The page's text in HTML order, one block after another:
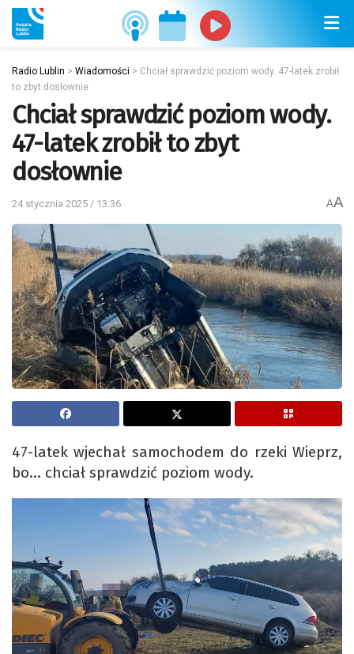
Radio Lublin > Wiadomości > Chciał sprawdzić poziom wody. 47-latek zrobił
to zbyt dosłownie
Chciał sprawdzić poziom wody.
47-latek zrobił to zbyt
dosłownie
24 stycznia 2025 / 13:36 AA
47-latek wjechał samochodem do rzeki Wieprz,
bo… chciał sprawdzić poziom wody.